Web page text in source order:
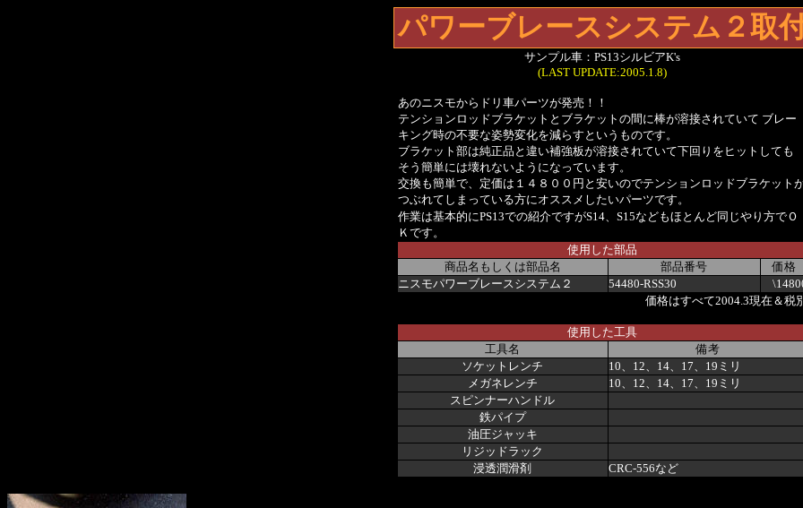
パワーブレースシステム２取
サンプル車：PS13シルビアK's
(LAST UPDATE:2005.1.8)
あのニスモからドリ車パーツが発売！！
テンションロッドブラケットとブラケットの間に棒が溶接されていて ブレー
キング時の不要な姿勢変化を減らすというものです。
ブラケット部は純正品と違い補強板が溶接されていて下回りをヒットしても
そう簡単には壊れないようになっています。
交換も簡単で、定価は１４８００円と安いのでテンションロッドブラケット
つぶれてしまっている方にオススメしたいパーツです。
作業は基本的にPS13での紹介ですがS14、S15などもほとんど同じやり方でＯ
Ｋです。
使用した部品
商品名もしくは部品名
部品番号
価格
ニスモパワーブレースシステム２
54480-RSS30
価格はすべて2004.3現在＆税
使用した工具
工具名
備考
ソケットレンチ
10、12、14、17、19ミリ
メガネレンチ
10、12、14、17、19ミリ
スピンナーハンドル
鉄パイプ
油圧ジャッキ
リジッドラック
浸透潤滑剤
CRC-556など